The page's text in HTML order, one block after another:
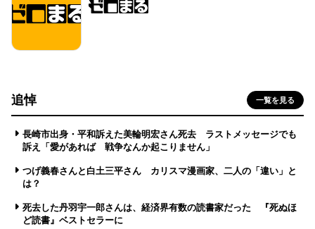
追悼 一覧を見る
長崎市出身・平和訴えた美輪明宏さん死去 ラストメッセージでも
訴え「愛があれば 戦争なんか起こりません」
つげ義春さんと白土三平さん カリスマ漫画家、二人の「違い」と
は？
死去した丹羽宇一郎さんは、経済界有数の読書家だった 『死ぬほ
ど読書』ベストセラーに